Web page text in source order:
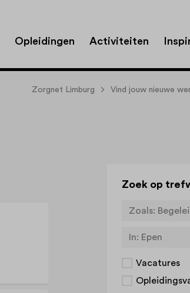
Opleidingen Activiteiten
Zorgnet Limburg Vind jouw nieuwe
Zoek op
Zoals:
In: Epen
Vacatures